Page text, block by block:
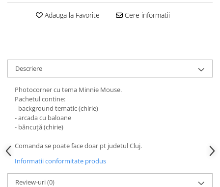
Adauga la Favorite Cere informatii
Descriere
Photocorner cu tema Minnie Mouse.
Pachetul contine:
- background tematic (chirie)
- arcada cu baloane
- băncuță (chirie)
Comanda se poate face doar pt judetul Cluj.
Informatii conformitate produs
Review-uri(0)